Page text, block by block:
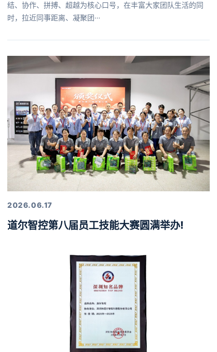
结、协作、拼搏、超越为核心口号，在丰富大家团队生活的同
时，拉近同事距离、凝聚团···
2026.06.17
道尔智控第八届员工技能大赛圆满举办!